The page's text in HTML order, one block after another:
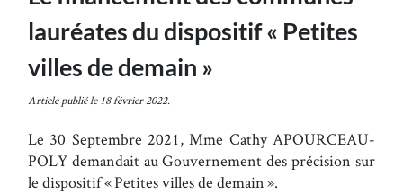
lauréates du dispositif « Petites
villes de demain »
Article publié le 18 février 2022.
Le 30 Septembre 2021, Mme Cathy APOURCEAU-
POLY demandait au Gouvernement des précision sur
le dispositif « Petites villes de demain ».